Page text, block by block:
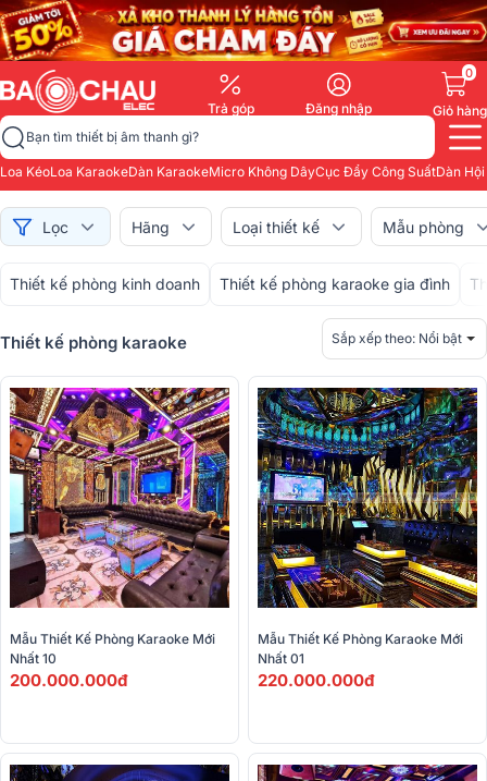
Trả góp Đăng nhập
0
Giỏ hàng
Bạn tìm thiết bị âm thanh gì?
Loa KéoLoa KaraokeDàn KaraokeMicro Không DâyCục Đẩy Công SuấtDàn
Lọc Hãng Loại thiết kế Mẫu phòng
Thiết kế phòng kinh doanh Thiết kế phòng karaoke gia đình
Thiết kế phòng karaoke Sắp xếp theo: Nổi bật
Mẫu Thiết Kế Phòng Karaoke Mới
Nhất 10
200.000.000đ
Mẫu Thiết Kế Phòng Karaoke Mới
Nhất 01
220.000.000đ